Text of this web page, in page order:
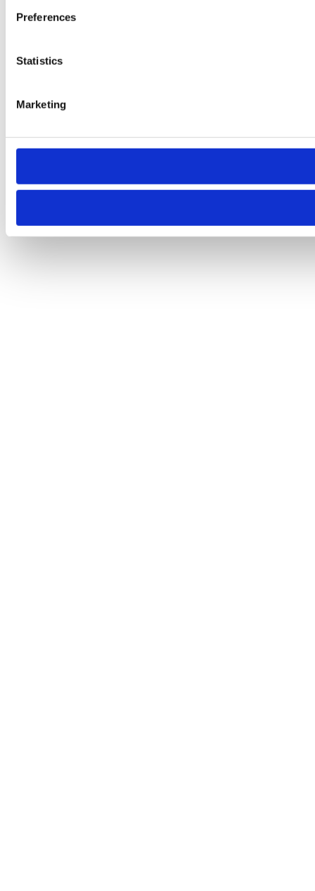
Preferences
Statistics
Marketing